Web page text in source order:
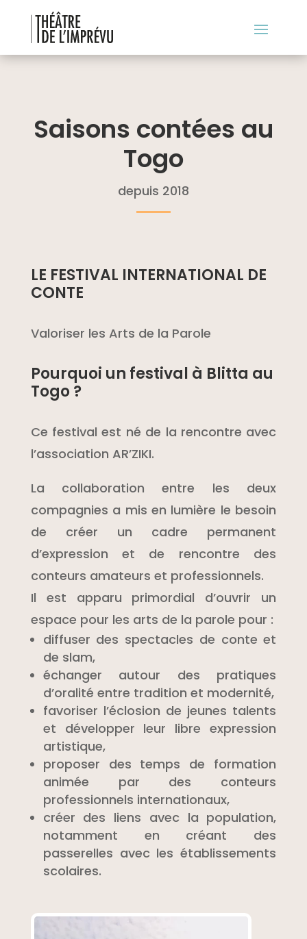
Saisons contées au
Togo
depuis 2018
LE FESTIVAL INTERNATIONAL DE
CONTE
Valoriser les Arts de la Parole
Pourquoi un festival à Blitta au
Togo ?
Ce festival est né de la rencontre avec
l’association AR’ZIKI.
La collaboration entre les deux
compagnies a mis en lumière le besoin
de créer un cadre permanent
d’expression et de rencontre des
conteurs amateurs et professionnels.
Il est apparu primordial d’ouvrir un
espace pour les arts de la parole pour :
diffuser des spectacles de conte et
de slam,
échanger autour des pratiques
d’oralité entre tradition et modernité,
favoriser l’éclosion de jeunes talents
et développer leur libre expression
artistique,
proposer des temps de formation
animée par des conteurs
professionnels internationaux,
créer des liens avec la population,
notamment en créant des
passerelles avec les établissements
scolaires.